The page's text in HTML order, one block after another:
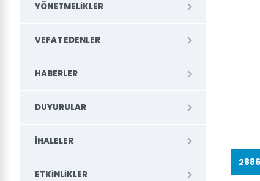
YÖNETMELIKLER
VEFAT EDENLER
HABERLER
DUYURULAR
İHALELER
ETKINLIKLER